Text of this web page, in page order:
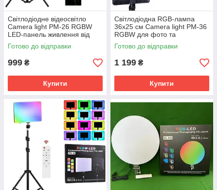
Світлодіодне відеосвітло
Camera light PM-26 RGBW
LED-панель живлення від
USB + Штатив
Готово до відправки
999 ₴
Купити
Світлодіодна RGB-лампа
36х25 см Camera light PM-36
RGBW для фото та
відеознімання
Готово до відправки
1 199 ₴
Купити